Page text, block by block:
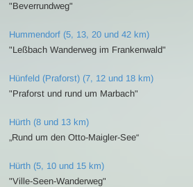
"Beverrundweg"
Hummendorf (5, 13, 20 und 42 km)
"Leßbach Wanderweg im Frankenwald"
Hünfeld (Praforst) (7, 12 und 18 km)
"Praforst und rund um Marbach"
Hürth (8 und 13 km)
„Rund um den Otto-Maigler-See“
Hürth (5, 10 und 15 km)
"Ville-Seen-Wanderweg"